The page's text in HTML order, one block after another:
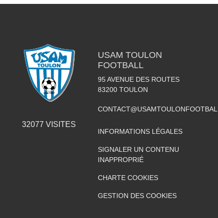
32077 VISITES
USAM TOULON
FOOTBALL
95 AVENUE DES ROUTES
83200 TOULON
INFORMATIONS LÉGALES
SIGNALER UN CONTENU
INAPPROPRIÉ
CHARTE COOKIES
GESTION DES COOKIES